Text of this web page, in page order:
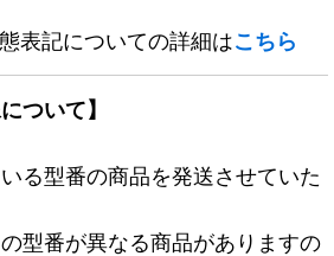
表記についての詳細はこちら
ついて】
る型番の商品を発送させていた
型番が異なる商品がありますの